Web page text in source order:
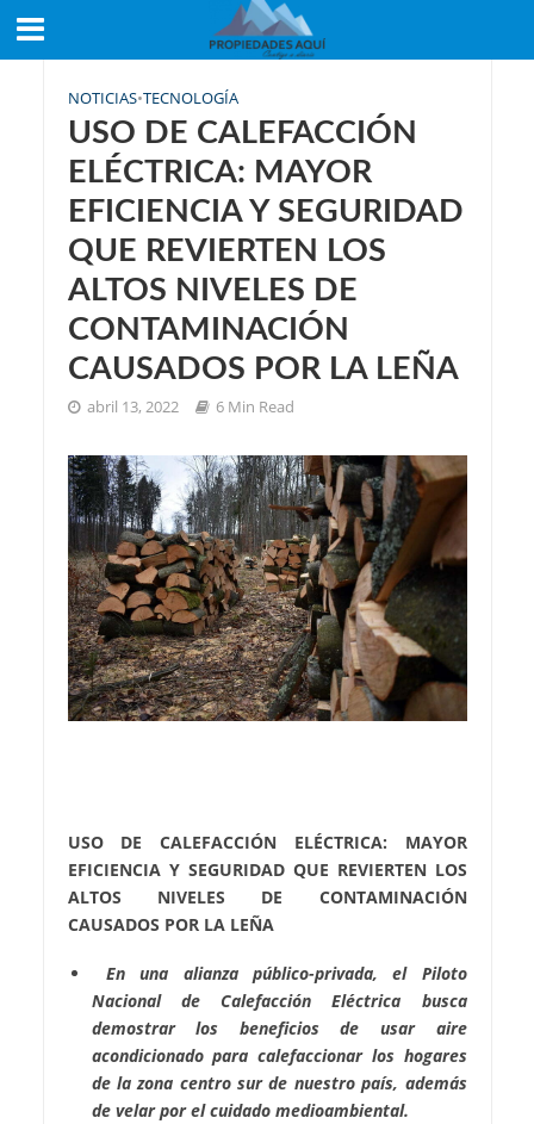
NOTICIAS•TECNOLOGÍA
USO DE CALEFACCIÓN
ELÉCTRICA: MAYOR
EFICIENCIA Y SEGURIDAD
QUE REVIERTEN LOS
ALTOS NIVELES DE
CONTAMINACIÓN
CAUSADOS POR LA LEÑA
abril 13, 2022 6 Min Read
USO DE CALEFACCIÓN ELÉCTRICA: MAYOR
EFICIENCIA Y SEGURIDAD QUE REVIERTEN LOS
ALTOS NIVELES DE CONTAMINACIÓN
CAUSADOS POR LA LEÑA
En una alianza público-privada, el Piloto
Nacional de Calefacción Eléctrica busca
demostrar los beneficios de usar aire
acondicionado para calefaccionar los hogares
de la zona centro sur de nuestro país, además
de velar por el cuidado medioambiental.